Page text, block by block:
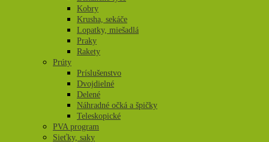
Kobry
Krusha, sekáče
Lopatky, miešadlá
Praky
Rakety
Prúty
Príslušenstvo
Dvojdielné
Delené
Náhradné očká a špičky
Teleskopické
PVA program
Sieťky, saky